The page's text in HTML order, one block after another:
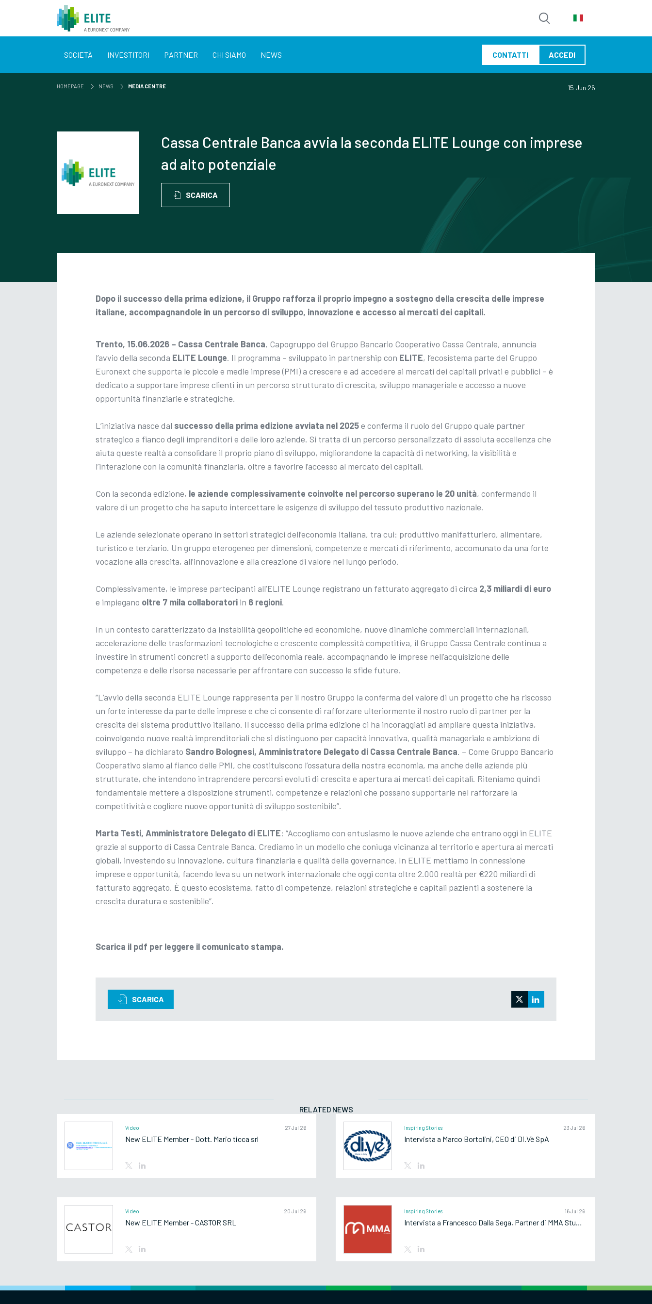
SOCIETÀ INVESTITORI PARTNER CHI SIAMO NEWS CONTATTI ACCEDI
HOMEPAGE NEWS MEDIA CENTRE 15 Jun 26
Cassa Centrale Banca avvia la seconda ELITE Lounge con imprese
ad alto potenziale
SCARICA
Dopo il successo della prima edizione, il Gruppo rafforza il proprio impegno a sostegno della crescita delle imprese
italiane, accompagnandole in un percorso di sviluppo, innovazione e accesso ai mercati dei capitali.
Trento, 15.06.2026 – Cassa Centrale Banca, Capogruppo del Gruppo Bancario Cooperativo Cassa Centrale, annuncia
l’avvio della seconda ELITE Lounge. Il programma – sviluppato in partnership con ELITE, l’ecosistema parte del Gruppo
Euronext che supporta le piccole e medie imprese (PMI) a crescere e ad accedere ai mercati dei capitali privati e pubblici – è
dedicato a supportare imprese clienti in un percorso strutturato di crescita, sviluppo manageriale e accesso a nuove
opportunità finanziarie e strategiche.
L’iniziativa nasce dal successo della prima edizione avviata nel 2025e conferma il ruolo del Gruppo quale partner
strategico a fianco degli imprenditori e delle loro aziende. Si tratta di un percorso personalizzato di assoluta eccellenza che
aiuta queste realtà a consolidare il proprio piano di sviluppo, migliorandone la capacità di networking, la visibilità e
l’interazione con la comunità finanziaria, oltre a favorire l’accesso al mercato dei capitali.
Con la seconda edizione, le aziende complessivamente coinvolte nel percorso superano le 20 unità, confermando il
valore di un progetto che ha saputo intercettare le esigenze di sviluppo del tessuto produttivo nazionale.
Le aziende selezionate operano in settori strategici dell’economia italiana, tra cui: produttivo manifatturiero, alimentare,
turistico e terziario. Un gruppo eterogeneo per dimensioni, competenze e mercati di riferimento, accomunato da una forte
vocazione alla crescita, all’innovazione e alla creazione di valore nel lungo periodo.
Complessivamente, le imprese partecipanti all’ELITE Lounge registrano un fatturato aggregato di circa 2,3 miliardi di euro
e impiegano oltre 7 mila collaboratori in 6 regioni.
In un contesto caratterizzato da instabilità geopolitiche ed economiche, nuove dinamiche commerciali internazionali,
accelerazione delle trasformazioni tecnologiche e crescente complessità competitiva, il Gruppo Cassa Centrale continua a
investire in strumenti concreti a supporto dell’economia reale, accompagnando le imprese nell’acquisizione delle
competenze e delle risorse necessarie per affrontare con successo le sfide future.
“L’avvio della seconda ELITE Lounge rappresenta per il nostro Gruppo la conferma del valore di un progetto che ha riscosso
un forte interesse da parte delle imprese e che ci consente di rafforzare ulteriormente il nostro ruolo di partner per la
crescita del sistema produttivo italiano. Il successo della prima edizione ci ha incoraggiati ad ampliare questa iniziativa,
coinvolgendo nuove realtà imprenditoriali che si distinguono per capacità innovativa, qualità manageriale e ambizione di
sviluppo – ha dichiarato Sandro Bolognesi, Amministratore Delegato di Cassa Centrale Banca. – Come Gruppo Bancario
Cooperativo siamo al fianco delle PMI, che costituiscono l’ossatura della nostra economia, ma anche delle aziende più
strutturate, che intendono intraprendere percorsi evoluti di crescita e apertura ai mercati dei capitali. Riteniamo quindi
fondamentale mettere a disposizione strumenti, competenze e relazioni che possano supportarle nel rafforzare la
competitività e cogliere nuove opportunità di sviluppo sostenibile”.
Marta Testi, Amministratore Delegato di ELITE: “Accogliamo con entusiasmo le nuove aziende che entrano oggi in ELITE
grazie al supporto di Cassa Centrale Banca. Crediamo in un modello che coniuga vicinanza al territorio e apertura ai mercati
globali, investendo su innovazione, cultura finanziaria e qualità della governance. In ELITE mettiamo in connessione
imprese e opportunità, facendo leva su un network internazionale che oggi conta oltre 2.000 realtà per €220 miliardi di
fatturato aggregato. È questo ecosistema, fatto di competenze, relazioni strategiche e capitali pazienti a sostenere la
crescita duratura e sostenibile”.
Scarica il pdf per leggere il comunicato stampa.
SCARICA
RELATED NEWS
Video 27 Jul 26
New ELITE Member - Dott. Mario ticca srl
Inspiring Stories 23 Jul 26
Intervista a Marco Bortolini, CEO di Di.Vè SpA
Video 20 Jul 26
New ELITE Member - CASTOR SRL
Inspiring Stories 16 Jul 26
Intervista a Francesco Dalla Sega, Partner di MMA Studio